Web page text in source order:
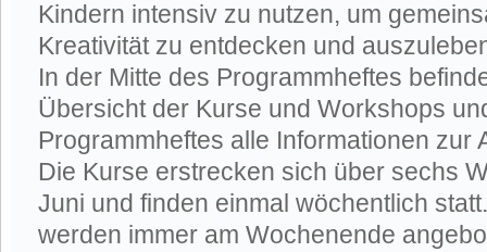
Kindern intensiv zu nutzen, um
Kreativität zu entdecken und
In der Mitte des Programmheftes
Übersicht der Kurse und Workshops
Programmheftes alle Informationen zur
Die Kurse erstrecken sich über sechs
Juni und finden einmal wöchentlich
werden immer am Wochenende